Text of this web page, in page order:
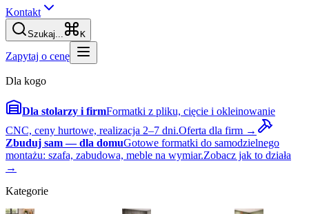
Kontakt
Szukaj... K
Zapytaj o cenę
Dla kogo
Dla stolarzy i firmFormatki z pliku, cięcie i okleinowanie
CNC, ceny hurtowe, realizacja 2–7 dni.Oferta dla firm →
Zbuduj sam — dla domuGotowe formatki do samodzielnego
montażu: szafa, zabudowa, meble na wymiar.Zobacz jak to działa
→
Kategorie